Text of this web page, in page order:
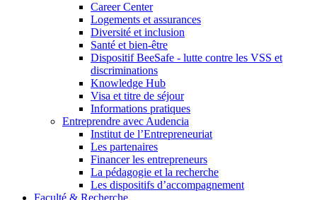
Career Center
Logements et assurances
Diversité et inclusion
Santé et bien-être
Dispositif BeeSafe - lutte contre les VSS et
discriminations
Knowledge Hub
Visa et titre de séjour
Informations pratiques
Entreprendre avec Audencia
Institut de l’Entrepreneuriat
Les partenaires
Financer les entrepreneurs
La pédagogie et la recherche
Les dispositifs d’accompagnement
Faculté & Recherche